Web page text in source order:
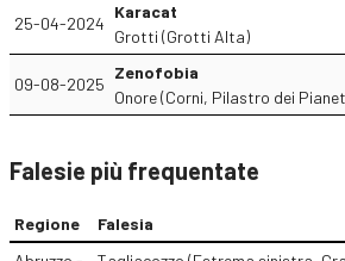
25-04-2024
Karacat
Grotti (Grotti Alta)
09-08-2025
Zenofobia
Onore (Corni, Pilastro dei
Falesie più frequentate
Regione Falesia